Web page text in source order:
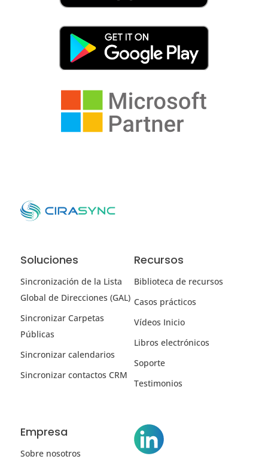
Soluciones
Sincronización de la Lista
Global de Direcciones (GAL)
Sincronizar Carpetas
Públicas
Sincronizar calendarios
Sincronizar contactos CRM
Recursos
Biblioteca de recursos
Casos prácticos
Vídeos Inicio
Libros electrónicos
Soporte
Testimonios
Empresa
Sobre nosotros